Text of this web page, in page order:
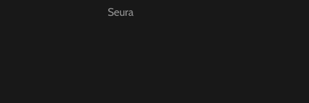
Seura